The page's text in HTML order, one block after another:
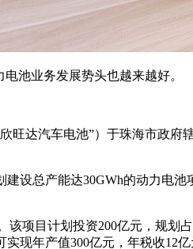
池业务发展势头也越来越好。
达汽车电池”）于珠海市政府
设总产能达30GWh的动力电
项目计划投资200亿元，规划
现年产值300亿元，年税收12亿